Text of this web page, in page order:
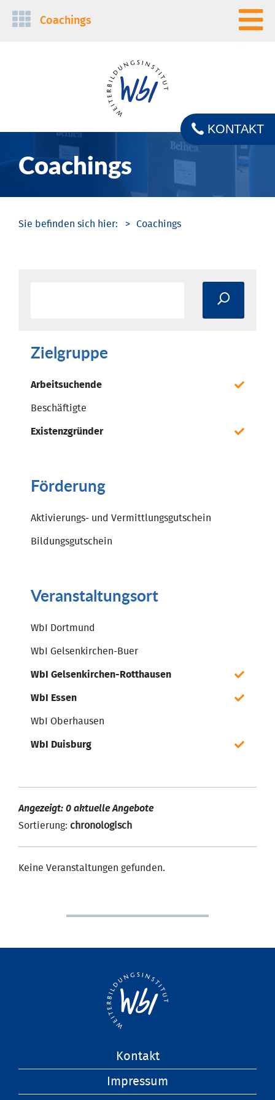
Navigation
Coachings
Coachings
KONTAKT
Coachings
Zielgruppe
Arbeitsuchende
Beschäftigte
Existenzgründer
Förderung
Aktivierungs- und Vermittlungsgutschein
Bildungsgutschein
Veranstaltungsort
WbI Dortmund
WbI Gelsenkirchen-Buer
WbI Gelsenkirchen-Rotthausen
WbI Essen
WbI Oberhausen
WbI Duisburg
Angezeigt: 0 aktuelle Angebote
Sortierung: chronologisch
Keine Veranstaltungen gefunden.
Kontakt
Impressum